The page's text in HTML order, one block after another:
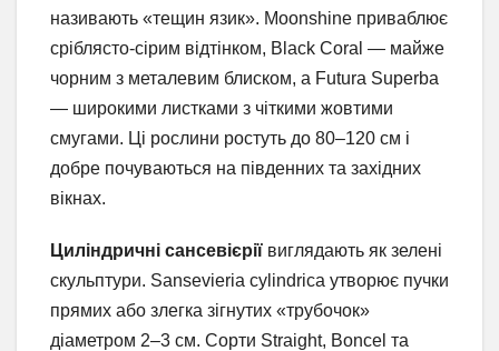
називають «тещин язик». Moonshine приваблює
сріблясто-сірим відтінком, Black Coral — майже
чорним з металевим блиском, а Futura Superba
— широкими листками з чіткими жовтими
смугами. Ці рослини ростуть до 80–120 см і
добре почуваються на південних та західних
вікнах.
Циліндричні сансевієрії виглядають як зелені
скульптури. Sansevieria cylindrica утворює пучки
прямих або злегка зігнутих «трубочок»
діаметром 2–3 см. Сорти Straight, Boncel та